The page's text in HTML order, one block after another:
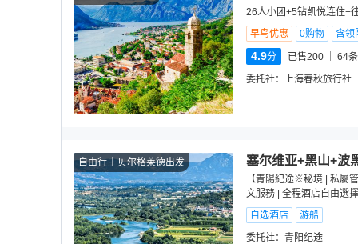
26人小团+5钻凯悦连住+
早鸟优惠
0购物 含领
4.9分 已售200 64
委托社： 上海春秋旅行社
自由行 贝尔格莱德出发 塞尔维亚+黑山+波
【青陽紀途※秘境 | 私屬
文服務 | 全程酒店自由選擇
自选酒店
游船
委托社： 青阳纪途